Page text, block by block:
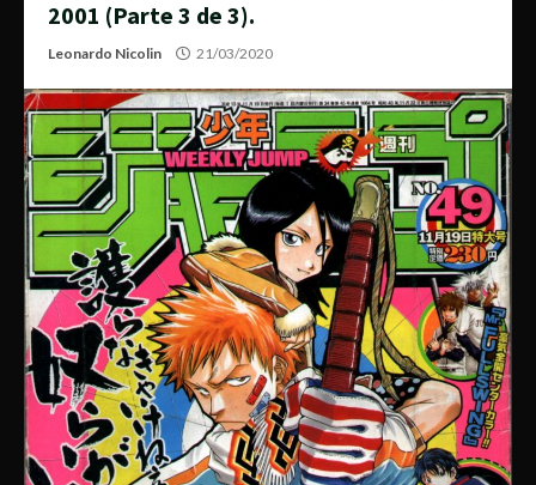
2001 (Parte 3 de 3).
Leonardo Nicolin 21/03/2020